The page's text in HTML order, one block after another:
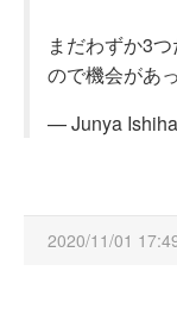
まだわずか3
ので機会があ
— Junya
2020/11/01